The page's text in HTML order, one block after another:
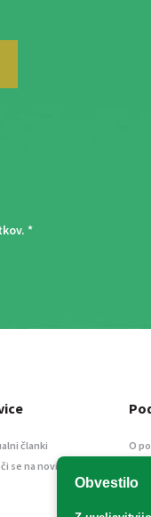
. *
Obvestilo
članki
se na novice
O